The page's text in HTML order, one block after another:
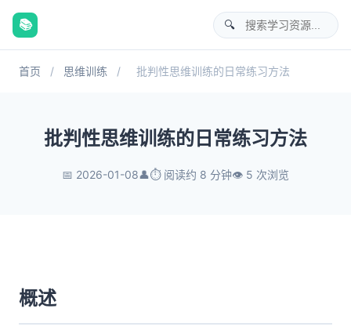
📚
首页 / 思维训练 / 批判性思维训练的日常练习方法
批判性思维训练的日常练习方法
📅 2026-01-08👤⏱️ 阅读约 8 分钟👁️ 5 次浏览
概述